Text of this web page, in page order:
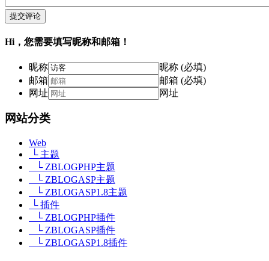
提交评论
Hi，您需要填写昵称和邮箱！
昵称
昵称 (必填)
邮箱
邮箱 (必填)
网址
网址
网站分类
Web
└ 主题
└ ZBLOGPHP主题
└ ZBLOGASP主题
└ ZBLOGASP1.8主题
└ 插件
└ ZBLOGPHP插件
└ ZBLOGASP插件
└ ZBLOGASP1.8插件